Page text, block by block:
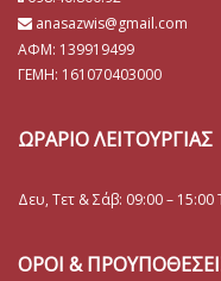
anasazwis@gmail.com
ΑΦΜ: 139919499
ΓΕΜΗ: 161070403000
ΩΡΑΡΙΟ ΛΕΙΤΟΥΡΓΙΑΣ
Δευ, Τετ & Σάβ: 09:00 –
ΟΡΟΙ &